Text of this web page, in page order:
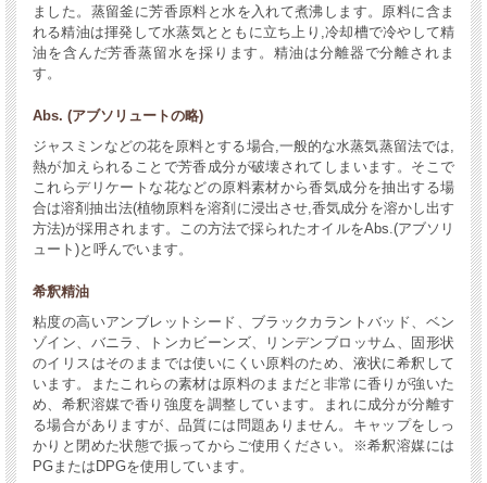
ました。蒸留釜に芳香原料と水を入れて煮沸します。原料に含ま
れる精油は揮発して水蒸気とともに立ち上り,冷却槽で冷やして精
油を含んだ芳香蒸留水を採ります。精油は分離器で分離されま
す。
Abs. (アブソリュートの略)
ジャスミンなどの花を原料とする場合,一般的な水蒸気蒸留法では,
熱が加えられることで芳香成分が破壊されてしまいます。そこで
これらデリケートな花などの原料素材から香気成分を抽出する場
合は溶剤抽出法(植物原料を溶剤に浸出させ,香気成分を溶かし出す
方法)が採用されます。この方法で採られたオイルをAbs.(アブソリ
ュート)と呼んでいます。
希釈精油
粘度の高いアンブレットシード、ブラックカラントバッド、ベン
ゾイン、バニラ、トンカビーンズ、リンデンブロッサム、固形状
のイリスはそのままでは使いにくい原料のため、液状に希釈して
います。またこれらの素材は原料のままだと非常に香りが強いた
め、希釈溶媒で香り強度を調整しています。まれに成分が分離す
る場合がありますが、品質には問題ありません。キャップをしっ
かりと閉めた状態で振ってからご使用ください。※希釈溶媒には
PGまたはDPGを使用しています。